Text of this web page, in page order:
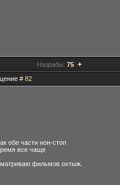
Награды: 75 +
# 82
обе части нон-стоп
все чаще
фильмов охтыж.